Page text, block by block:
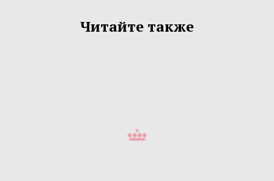
Читайте также